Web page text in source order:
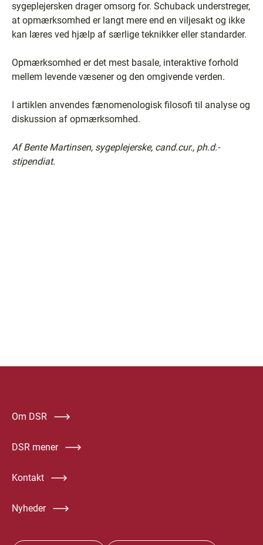
sygeplejersken drager omsorg for. Schuback understreger,
at opmærksomhed er langt mere end en viljesakt og ikke
kan læres ved hjælp af særlige teknikker eller standarder.
Opmærksomhed er det mest basale, interaktive forhold
mellem levende væsener og den omgivende verden.
I artiklen anvendes fænomenologisk filosofi til analyse og
diskussion af opmærksomhed.
Af Bente Martinsen, sygeplejerske, cand.cur., ph.d.-
stipendiat.
Om DSR
DSR mener
Kontakt
Nyheder